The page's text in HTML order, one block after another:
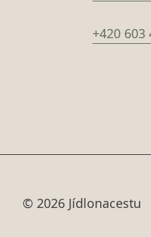
+420 603
© 2026 Jídlonacestu